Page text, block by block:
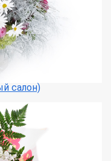
салон)